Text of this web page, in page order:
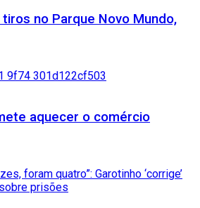
no Parque Novo Mundo,
aquecer o comércio